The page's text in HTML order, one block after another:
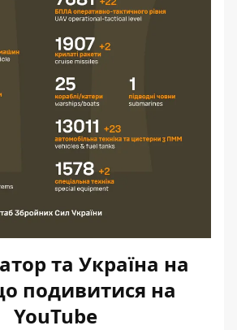
та Україна на
подивитися на
YouTube